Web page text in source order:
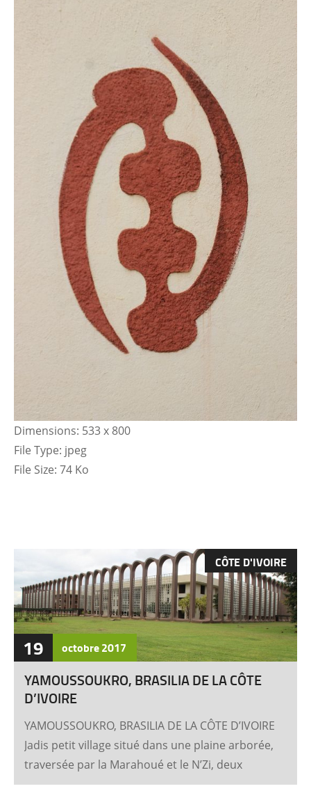
Dimensions: 533 x 800
File Type: jpeg
File Size: 74 Ko
CÔTE D'IVOIRE
19 octobre2017
YAMOUSSOUKRO, BRASILIA DE LA CÔTE
D’IVOIRE
YAMOUSSOUKRO, BRASILIA DE LA CÔTE D’IVOIRE
Jadis petit village situé dans une plaine arborée,
traversée par la Marahoué et le N’Zi, deux
affluents du Bandama, Yamoussoukro est